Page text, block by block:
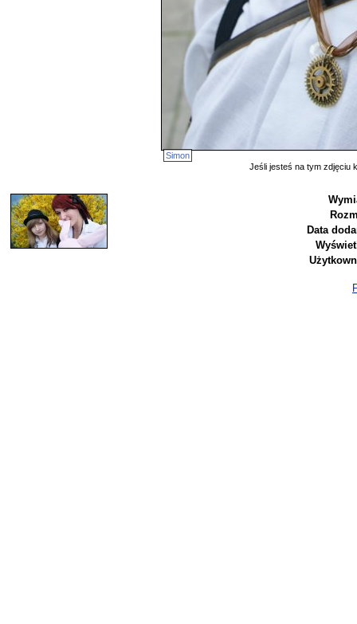
Simon
Jeśli jesteś na tym zdjęciu
Data